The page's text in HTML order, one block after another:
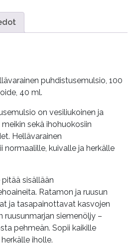
puhdistusemulsio, 100
40 ml.
on vesiliukoinen ja
sekä ihohuokosiin
Hellävarainen
normaalille, kuivalle ja herkälle
sisällään
Ratamon ja ruusun
ja tasapainottavat kasvojen
ruusunmarjan siemenöljy –
pehmeän. Sopii kaikille
iholle.